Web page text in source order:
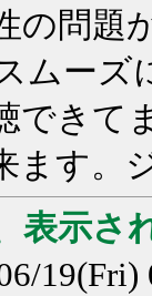
の問題
ムーズ
できて
ます。
表示さ